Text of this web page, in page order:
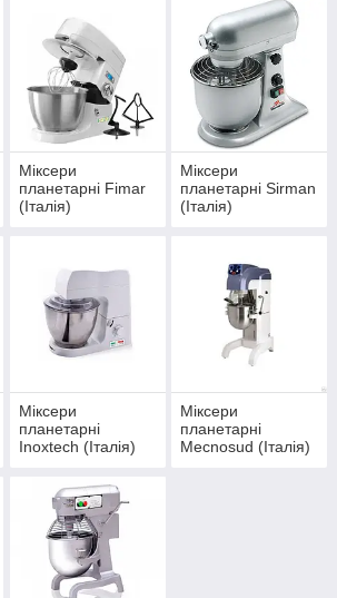
Міксери
планетарні Fimar
(Італія)
Міксери
планетарні Sirman
(Італія)
Міксери
планетарні
Inoxtech (Італія)
Міксери
планетарні
Mecnosud (Італія)